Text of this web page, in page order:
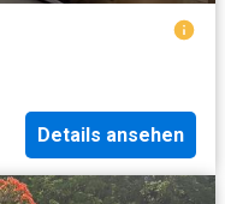
Details ansehen